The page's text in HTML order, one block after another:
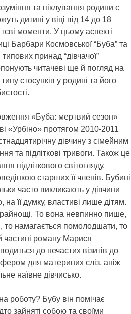
та піклування родини є
дитині у віці від 14 до 18
моменти. У цьому аспекті
Барбари Космовської “Буба” та
принад “дівчачої”
читачеві ще й погляд на
стосунків у родині та його
«Буба: мертвий сезон»
«Урбіно» протягом 2010-2011
дівчину з сімейним
та підліткові тривоги. Також це
підліткового світогляду.
старших її членів. Бубині
часто викликають у дівчини
її думку, властиві лише дітям.
То вона невпинно пише,
то намагається помолодшати, то
частині роману Марися
до нечастих візитів до
для материних сліз, аніж
наївне дівчисько.
роботу? Бубу він помічає
зайняті собою та своїми